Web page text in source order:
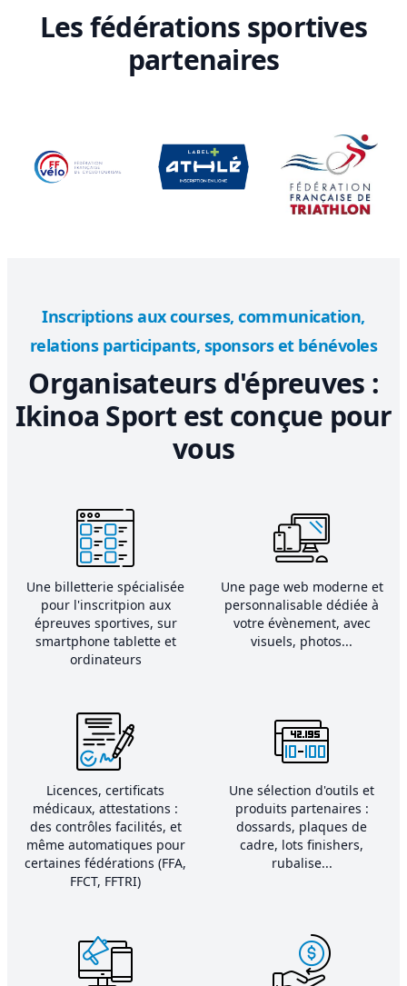
Les fédérations sportives
partenaires
Inscriptions aux courses, communication,
relations participants, sponsors et bénévoles
Organisateurs d'épreuves :
Ikinoa Sport est conçue pour
vous
Une billetterie spécialisée
pour l'inscritpion aux
épreuves sportives, sur
smartphone tablette et
ordinateurs
Une page web moderne et
personnalisable dédiée à
votre évènement, avec
visuels, photos...
Licences, certificats
médicaux, attestations :
des contrôles facilités, et
même automatiques pour
certaines fédérations (FFA,
FFCT, FFTRI)
Une sélection d'outils et
produits partenaires :
dossards, plaques de
cadre, lots finishers,
rubalise...